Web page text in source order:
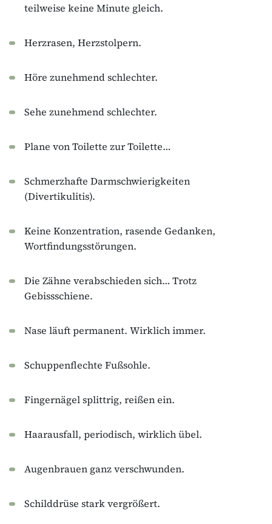
teilweise keine Minute gleich.
Herzrasen, Herzstolpern.
Höre zunehmend schlechter.
Sehe zunehmend schlechter.
Plane von Toilette zur Toilette…
Schmerzhafte Darmschwierigkeiten
(Divertikulitis).
Keine Konzentration, rasende Gedanken,
Wortfindungsstörungen.
Die Zähne verabschieden sich… Trotz
Gebissschiene.
Nase läuft permanent. Wirklich immer.
Schuppenflechte Fußsohle.
Fingernägel splittrig, reißen ein.
Haarausfall, periodisch, wirklich übel.
Augenbrauen ganz verschwunden.
Schilddrüse stark vergrößert.